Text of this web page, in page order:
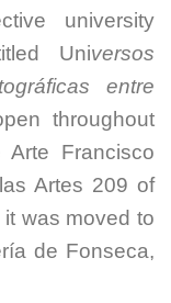
university
Universos
entre
throughout
Francisco
Artes 209 of
was moved to
de Fonseca,